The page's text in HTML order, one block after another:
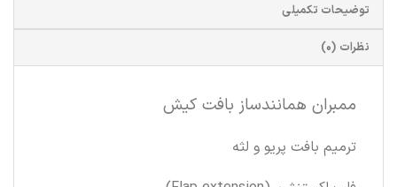
توضیحات تکمیلی
نظرات (0)
ممبران همانندساز بافت کیش
ترمیم بافت پریو و لثه